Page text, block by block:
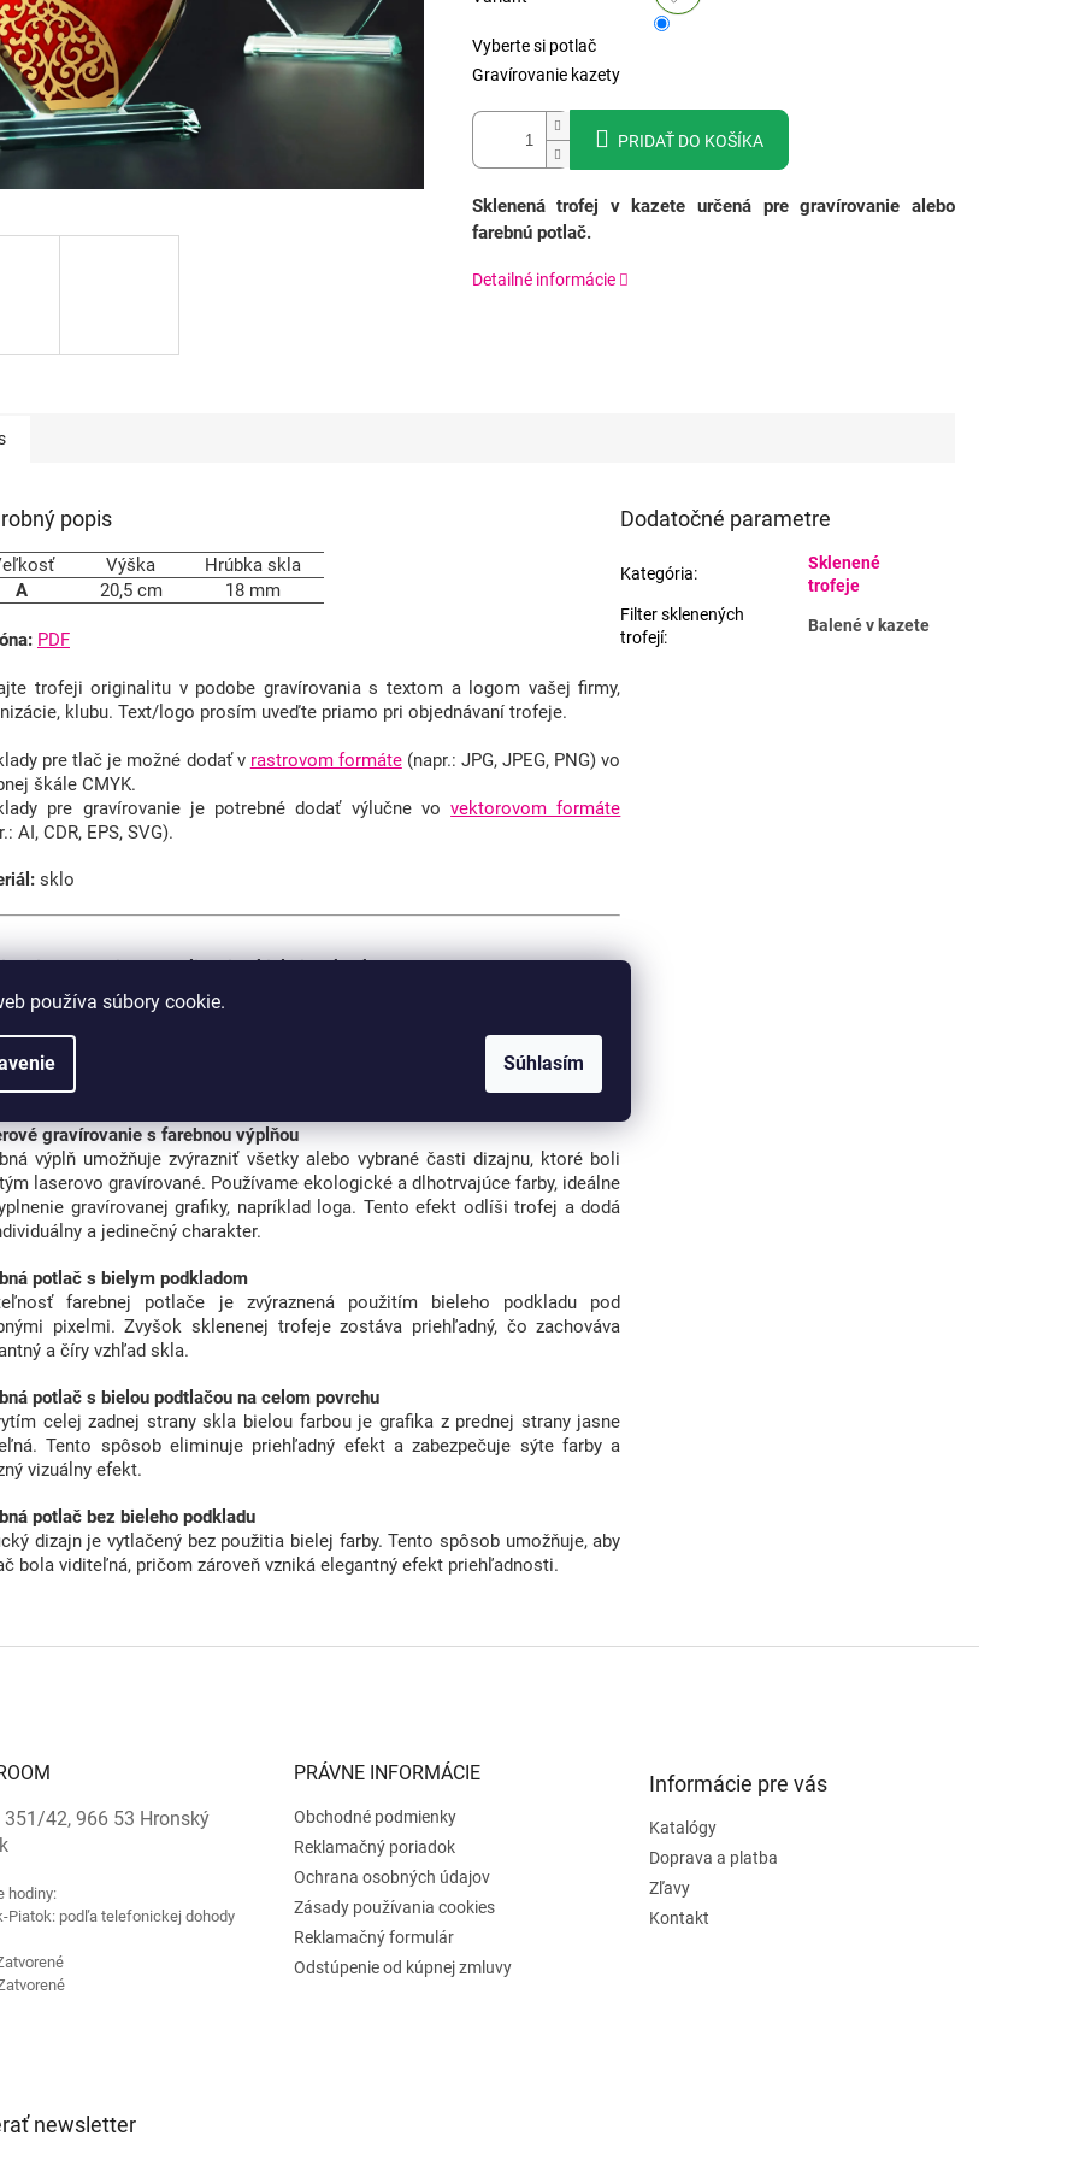
používa súbory cookie.
Súhlasím
Vyberte si potlač
Gravírovanie kazety
PRIDAŤ DO KOŠÍKA
Sklenená trofej v kazete určená pre gravírovanie alebo
farebnú potlač.
Detailné informácie
popis
Výška
Hrúbka skla
A
20,5 cm 18 mm
PDF
trofeji originalitu v podobe gravírovania s textom a logom vašej firmy,
klubu. Text/logo prosím uveďte priamo pri objednávaní trofeje.
pre tlač je možné dodať v rastrovom formáte(napr.: JPG, JPEG, PNG) vo
škále CMYK.
pre gravírovanie je potrebné dodať výlučne vovektorovom formáte
AI, CDR, EPS, SVG).
sklo
si možnosti personalizácie skiel aj s ukážkou PDF.
gravírovanie
gravírovanie skleneného povrchu je najjednoduchší spôsob
trofeje. Táto metóda je mimoriadne odolná voči vonkajším
a zachováva si vysokú kvalitu aj pri dlhodobom používaní.
gravírovanie s farebnou výplňou
výplň umožňuje zvýrazniť všetky alebo vybrané časti dizajnu, ktoré boli
laserovo gravírované. Používame ekologické a dlhotrvajúce farby, ideálne
gravírovanej grafiky, napríklad loga. Tento efekt odlíši trofej a dodá
a jedinečný charakter.
potlač s bielym podkladom
farebnej potlače je zvýraznená použitím bieleho podkladu pod
pixelmi. Zvyšok sklenenej trofeje zostáva priehľadný, čo zachováva
a číry vzhľad skla.
potlač s bielou podtlačou na celom povrchu
celej zadnej strany skla bielou farbou je grafika z prednej strany jasne
Tento spôsob eliminuje priehľadný efekt a zabezpečuje sýte farby a
vizuálny efekt.
potlač bez bieleho podkladu
dizajn je vytlačený bez použitia bielej farby. Tento spôsob umožňuje, aby
bola viditeľná, pričom zároveň vzniká elegantný efekt priehľadnosti.
Dodatočné parametre
Kategória:
Sklenené
trofeje
Filter sklenených
trofejí:
Balené v kazete
351/42, 966 53 Hronský
hodiny:
Piatok: podľa telefonickej dohody
PRÁVNE INFORMÁCIE
Obchodné podmienky
Reklamačný poriadok
Ochrana osobných údajov
Zásady používania cookies
Reklamačný formulár
Odstúpenie od kúpnej zmluvy
Informácie pre vás
Katalógy
Doprava a platba
Zľavy
Kontakt
newsletter